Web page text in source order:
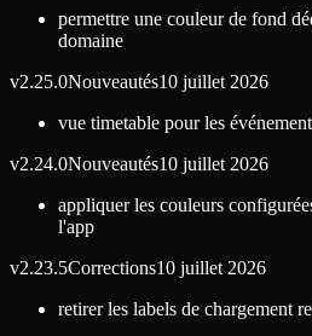
permettre une couleur de fond
domaine
v2.25.0Nouveautés10 juillet 2026
vue timetable pour les
v2.24.0Nouveautés10 juillet 2026
appliquer les couleurs
l'app
v2.23.5Corrections10 juillet 2026
retirer les labels de chargement